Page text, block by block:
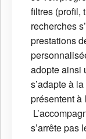
filtres (profil,
recherches
prestations
adopte ainsi
s’adapte à
présentent à
s’arrête pas